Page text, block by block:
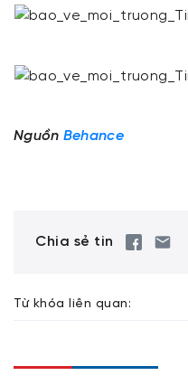
Nguồn Behance
Chia sẻ tin
Từ khóa liên quan: